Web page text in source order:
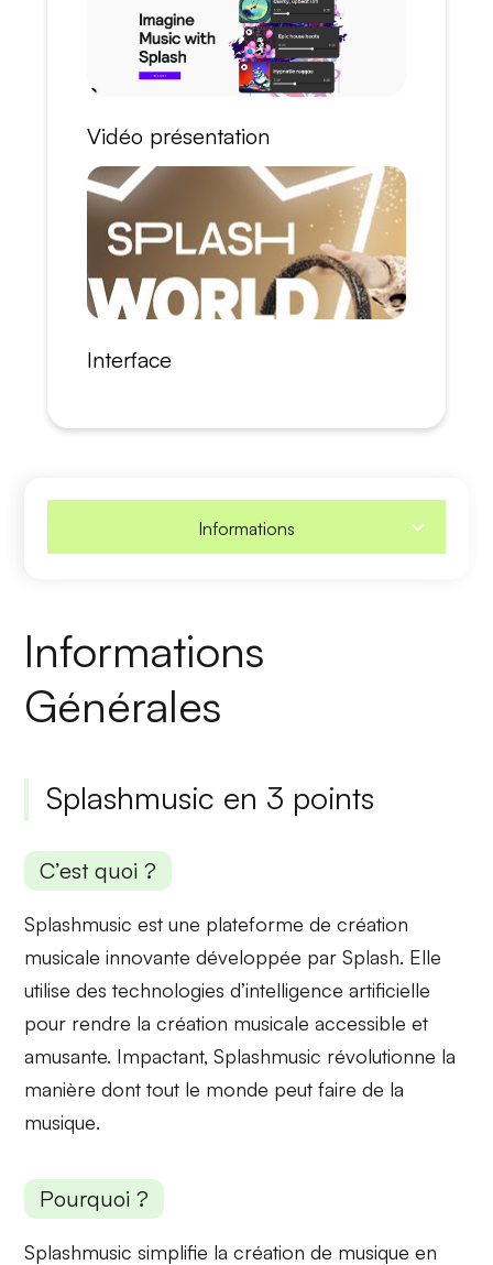
Vidéo présentation
Interface
Informations
Informations
Générales
Splashmusic en 3 points
C’est quoi ?
Splashmusic est une plateforme de création
musicale innovante développée par Splash. Elle
utilise des technologies d’intelligence artificielle
pour rendre lacréation musicale accessible et
amusante. Impactant, Splashmusic révolutionne la
manière donttout le monde peut faire de la
musique.
Pourquoi ?
Splashmusic simplifie lacréation de musique en